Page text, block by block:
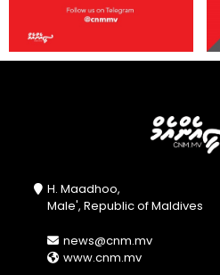
H. Maadhoo,
Male', Republic of Maldives
news@cnm.mv
www.cnm.mv